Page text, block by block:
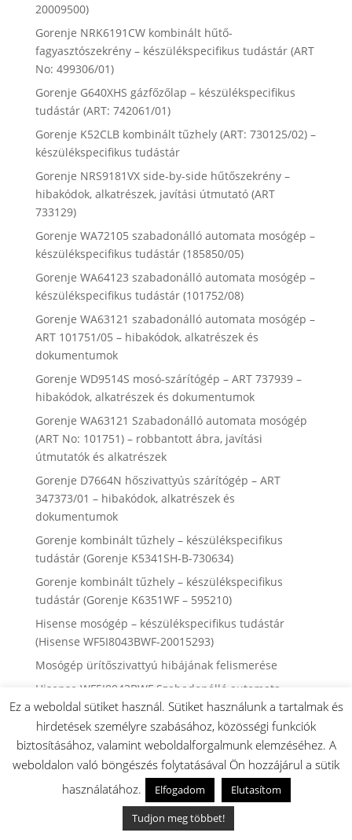
20009500)
Gorenje NRK6191CW kombinált hűtő-
fagyasztószekrény – készülékspecifikus tudástár (ART
No: 499306/01)
Gorenje G640XHS gázfőzőlap – készülékspecifikus
tudástár (ART: 742061/01)
Gorenje K52CLB kombinált tűzhely (ART: 730125/02) –
készülékspecifikus tudástár
Gorenje NRS9181VX side-by-side hűtőszekrény –
hibakódok, alkatrészek, javítási útmutató (ART
733129)
Gorenje WA72105 szabadonálló automata mosógép –
készülékspecifikus tudástár (185850/05)
Gorenje WA64123 szabadonálló automata mosógép –
készülékspecifikus tudástár (101752/08)
Gorenje WA63121 szabadonálló automata mosógép –
ART 101751/05 – hibakódok, alkatrészek és
dokumentumok
Gorenje WD9514S mosó-szárítógép – ART 737939 –
hibakódok, alkatrészek és dokumentumok
Gorenje WA63121 Szabadonálló automata mosógép
(ART No: 101751) – robbantott ábra, javítási
útmutatók és alkatrészek
Gorenje D7664N hőszivattyús szárítógép – ART
347373/01 – hibakódok, alkatrészek és
dokumentumok
Gorenje kombinált tűzhely – készülékspecifikus
tudástár (Gorenje K5341SH-B-730634)
Gorenje kombinált tűzhely – készülékspecifikus
tudástár (Gorenje K6351WF – 595210)
Hisense mosógép – készülékspecifikus tudástár
(Hisense WF5I8043BWF-20015293)
Mosógép ürítőszivattyú hibájának felismerése
Hisense WF5I8043BWF Szabadonálló automata
mosógép (ART No: 20015293)– robbantott ábra,
javítási útmutatók és alkatrészek
Hisense WF5I1045BBQ Szabadonálló automata
mosógép (ART No: 20016652) – robbantott ábra,
javítási útmutatók és alkatrészek
Hisense WD5I8043BWF Mosó-szárítógép (ART
No:20015294)– robbantott ábra, javítási útmutatók és
Ez a weboldal sütiket használ. Sütiket használunk a tartalmak és
hirdetések személyre szabásához, közösségi funkciók
biztosításához, valamint weboldalforgalmunk elemzéséhez. A
weboldalon való böngészés folytatásával Ön hozzájárul a sütik
használatához.
Elfogadom
Elutasítom
Tudjon meg többet!